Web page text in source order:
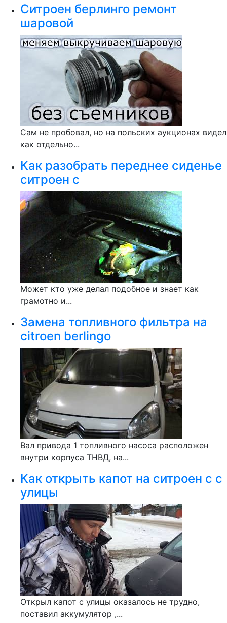
Ситроен берлинго ремонт
шаровой
Сам не пробовал, но на польских аукционах видел
как отдельно...
Как разобрать переднее сиденье
ситроен с
Может кто уже делал подобное и знает как
грамотно и...
Замена топливного фильтра на
citroen berlingo
Вал привода 1 топливного насоса расположен
внутри корпуса ТНВД, на...
Как открыть капот на ситроен с с
улицы
Открыл капот с улицы оказалось не трудно,
поставил аккумулятор ,...